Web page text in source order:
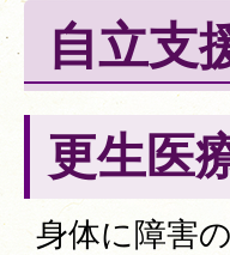
自立支
更生医
身体に障害